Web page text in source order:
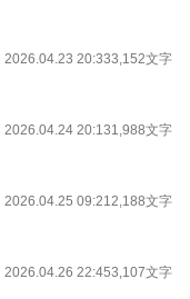
2026.04.23 20:333,152文字
2026.04.24 20:131,988文字
2026.04.25 09:212,188文字
2026.04.26 22:453,107文字